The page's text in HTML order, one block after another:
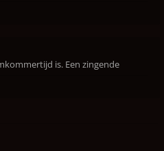
is. Een zingende